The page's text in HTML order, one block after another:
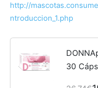
http://
ntroduccion_1.php
30